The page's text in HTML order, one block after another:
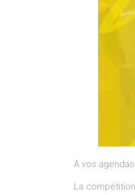
A vos agendas
La